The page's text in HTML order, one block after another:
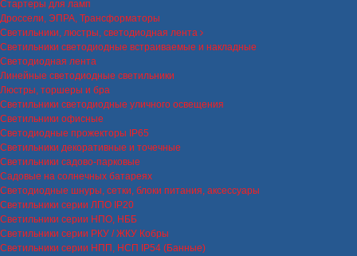
Стартеры для ламп
Дроссели, ЭПРА, Трансформаторы
Светильники, люстры, светодиодная лента
Светильники светодиодные встраиваемые и накладные
Светодиодная лента
Линейные светодиодные светильники
Люстры, торшеры и бра
Светильники светодиодные уличного освещения
Светильники офисные
Светодиодные прожекторы IP65
Светильники декоративные и точечные
Светильники садово-парковые
Садовые на солнечных батареях
Светодиодные шнуры, сетки, блоки питания, аксессуары
Светильники серии ЛПО IP20
Светильники серии НПО, НББ
Светильники серии РКУ / ЖКУ Кобры
Светильники серии НПП, НСП IP54 (Банные)